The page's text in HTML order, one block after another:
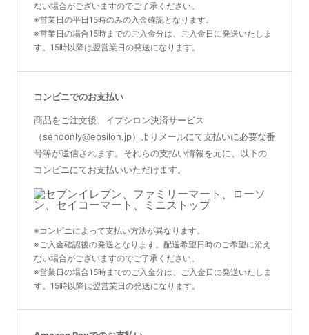
ない場合がございますのでご了承ください。
※営業日の平日15時のみの入金確認となります。
※営業日の場合15時までのご入金分は、ご入金日に発送いたしま
す。15時以降は翌営業日の発送になります。
コンビニでのお支払い
商品をご注文後、イプシロン決済サービス
（sendonly@epsilon.jp）よりメールにて支払いに必要な番
号等が送信されます。それらの支払い情報を元に、以下の
コンビニにてお支払いいただけます。
※コンビニによって支払い方法が異なります。
※ご入金確認後の発送となります。配送希望日時のご希望に沿え
ない場合がございますのでご了承ください。
※営業日の場合15時までのご入金分は、ご入金日に発送いたしま
す。15時以降は翌営業日の発送になります。